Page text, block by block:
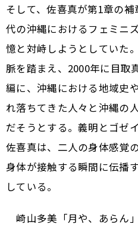
そして、佐喜真が第1章の
代の沖縄におけるフェミニ
憶と対峙しようとしていた
脈を踏まえ、2000年に目取
編に、沖縄における地域史
れ落ちてきた人々と沖縄の
だそうとする。義明とゴゼ
佐喜真は、二人の身体感覚
身体が接触する瞬間に伝播
している。
崎山多美「月や、あらん